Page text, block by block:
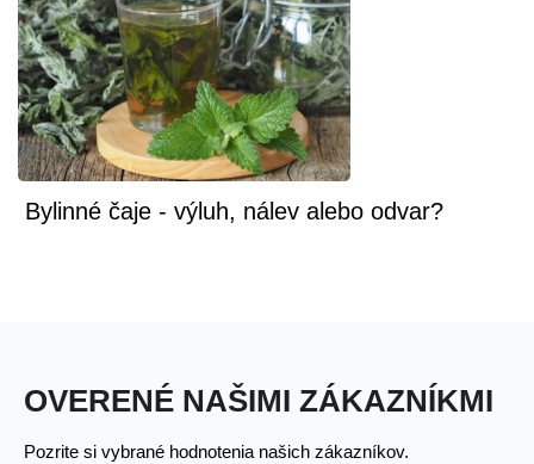
Bylinné čaje - výluh, nálev alebo odvar?
OVERENÉ NAŠIMI ZÁKAZNÍKMI
Pozrite si vybrané hodnotenia našich zákazníkov.